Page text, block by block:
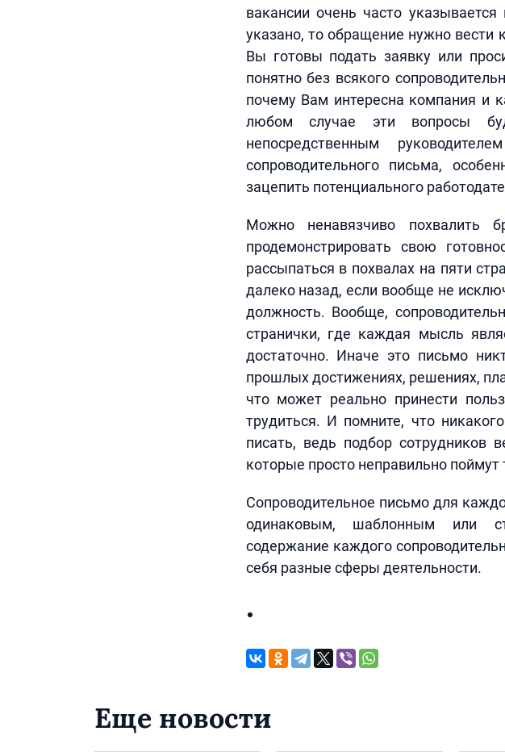
вакансии очень часто
указано, то обращение нужно
Вы готовы подать заявку или
понятно без всякого
почему Вам интересна компания и
любом случае эти вопросы
непосредственным
сопроводительного письма,
зацепить потенциального
Можно ненавязчиво похвалить
продемонстрировать свою
рассыпаться в похвалах на пяти
далеко назад, если вообще не
должность. Вообще,
странички, где каждая мысль
достаточно. Иначе это письмо
прошлых достижениях, решениях,
что может реально принести
трудиться. И помните, что
писать, ведь подбор
которые просто неправильно поймут
Сопроводительное письмо для
одинаковым, шаблонным или
содержание каждого
себя разные сферы деятельности.
Еще новости